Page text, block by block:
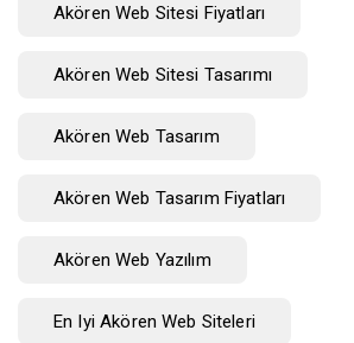
Akören Web Sitesi Fiyatları
Akören Web Sitesi Tasarımı
Akören Web Tasarım
Akören Web Tasarım Fiyatları
Akören Web Yazılım
En Iyi Akören Web Siteleri